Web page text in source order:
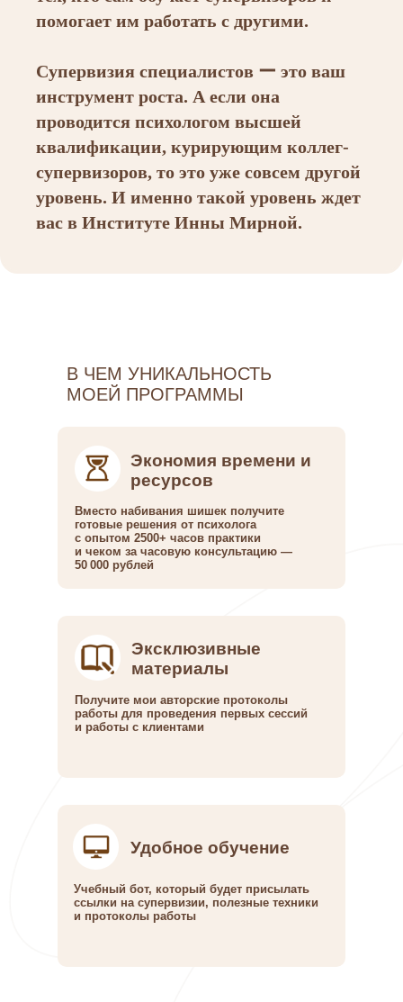
помогает им работать с другими.
Супервизия специалистов ー это ваш
инструмент роста. А если она
проводится психологом высшей
квалификации, курирующим коллег-
супервизоров, то это уже совсем другой
уровень. И именно такой уровень ждет
вас в Институте Инны Мирной.
В ЧЕМ УНИКАЛЬНОСТЬ
МОЕЙ ПРОГРАММЫ
Экономия времени и
ресурсов
Вместо набивания шишек получите
готовые решения от психолога
с опытом 2500+ часов практики
и чеком за часовую консультацию —
50 000 рублей
Удобное обучение
Учебный бот, который будет присылать
ссылки на супервизии, полезные техники
и протоколы работы
Эксклюзивные
материалы
Получите мои авторские протоколы
работы для проведения первых сессий
и работы с клиентами